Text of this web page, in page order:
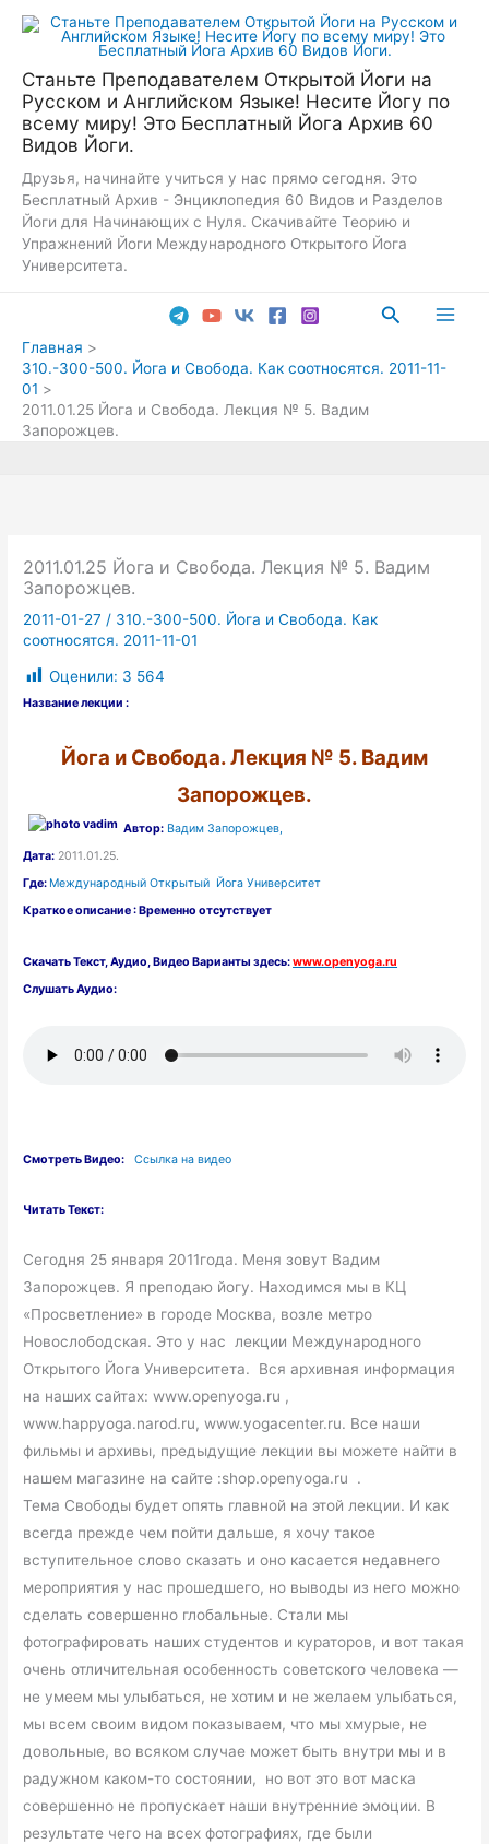
Перейти
Станьте Преподавателем Открытой Йоги на
Русском и Английском Языке! Несите Йогу по
всему миру! Это Бесплатный Йога Архив 60
Видов Йоги.
Друзья, начинайте учиться у нас прямо сегодня. Это
Бесплатный Архив - Энциклопедия 60 Видов и Разделов
Йоги для Начинающих с Нуля. Скачивайте Теорию и
Упражнений Йоги Международного Открытого Йога
Университета.
Поиск
Главная
310.-300-500. Йога и Свобода. Как соотносятся. 2011-11-
01
2011.01.25 Йога и Свобода. Лекция № 5. Вадим
Запорожцев.
2011.01.25 Йога и Свобода. Лекция № 5. Вадим
Запорожцев.
2011-01-27 / 310.-300-500. Йога и Свобода. Как
соотносятся. 2011-11-01
Оценили: 3 564
Название лекции :
Йога и Свобода. Лекция № 5. Вадим
Запорожцев.
Автор: Вадим Запорожцев,
Дата: 2011.01.25.
Где: Международный Открытый Йога Университет
Краткое описание : Временно отсутствует
СкачатьТекст,Аудио, Видео Варианты здесь:www.openyoga.ru
Слушать Аудио:
Смотреть Видео: Ссылка на видео
Читать Текст:
Сегодня 25 января 2011года. Меня зовут Вадим
Запорожцев. Я преподаю йогу. Находимся мы в КЦ
«Просветление» в городе Москва, возле метро
Новослободская. Это у нас лекции Международного
Открытого Йога Университета. Вся архивная информация
на наших сайтах: www.openyoga.ru ,
www.happyoga.narod.ru, www.yogacenter.ru. Все наши
фильмы и архивы, предыдущие лекции вы можете найти в
нашем магазине на сайте :shop.openyoga.ru .
Тема Свободы будет опять главной на этой лекции. И как
всегда прежде чем пойти дальше, я хочу такое
вступительное слово сказать и оно касается недавнего
мероприятия у нас прошедшего, но выводы из него можно
сделать совершенно глобальные. Стали мы
фотографировать наших студентов и кураторов, и вот такая
очень отличительная особенность советского человека —
не умеем мы улыбаться, не хотим и не желаем улыбаться,
мы всем своим видом показываем, что мы хмурые, не
довольные, во всяком случае может быть внутри мы и в
радужном каком-то состоянии, но вот это вот маска
совершенно не пропускает наши внутренние эмоции. В
результате чего на всех фотографиях, где были